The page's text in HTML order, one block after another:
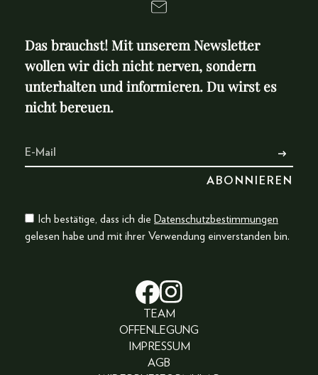
Das brauchst! Mit unserem Newsletter
wollen wir dich nicht nerven, sondern
unterhalten und informieren. Du wirst es
nicht bereuen.
Ich bestätige, dass ich die Datenschutzbestimmungen
gelesen habe und mit ihrer Verwendung einverstanden bin.
TEAM
OFFENLEGUNG
IMPRESSUM
AGB